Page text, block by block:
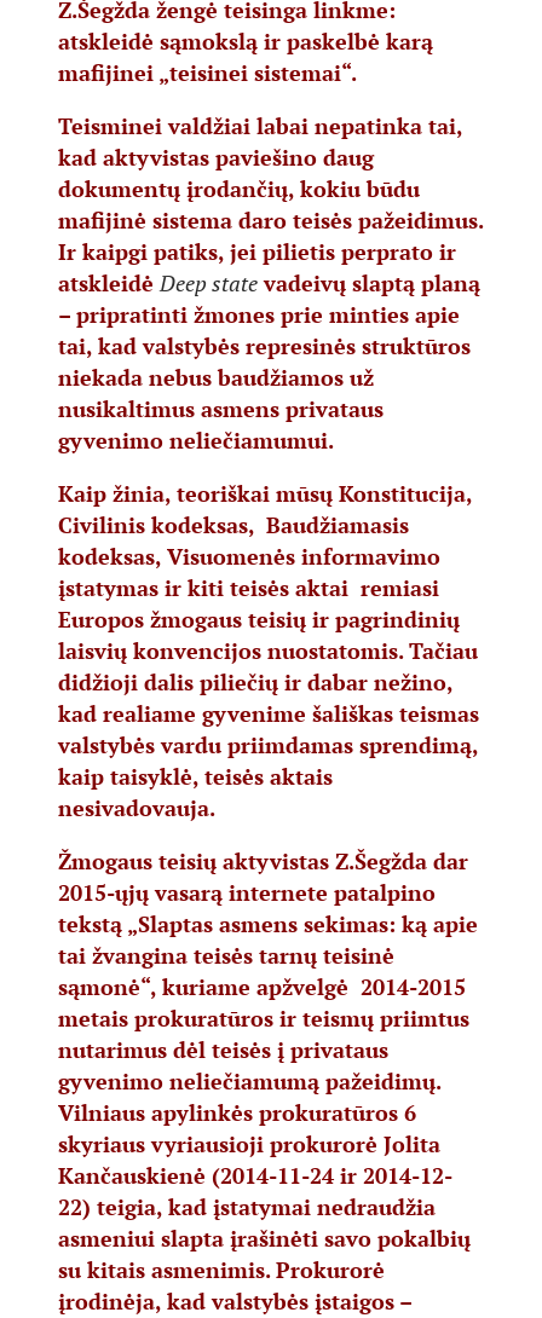
Z.Šegžda žengė teisinga linkme:
atskleidė sąmokslą ir paskelbė karą
mafijinei „teisinei sistemai“.
Teisminei valdžiai labai nepatinka tai,
kad aktyvistas paviešino daug
dokumentų įrodančių, kokiu būdu
mafijinė sistema daro teisės pažeidimus.
Ir kaipgi patiks, jei pilietis perprato ir
atskleidėDeep statevadeivų slaptą planą
– pripratinti žmones prie minties apie
tai, kad valstybės represinės struktūros
niekada nebus baudžiamos už
nusikaltimus asmens privataus
gyvenimo neliečiamumui.
Kaip žinia, teoriškai mūsų Konstitucija,
Civilinis kodeksas, Baudžiamasis
kodeksas, Visuomenės informavimo
įstatymas ir kiti teisės aktai remiasi
Europos žmogaus teisių ir pagrindinių
laisvių konvencijos nuostatomis. Tačiau
didžioji dalis piliečių ir dabar nežino,
kad realiame gyvenime šališkas teismas
valstybės vardu priimdamas sprendimą,
kaip taisyklė, teisės aktais
nesivadovauja.
Žmogaus teisių aktyvistas Z.Šegžda dar
2015-ųjų vasarą internete patalpino
tekstą „Slaptas asmens sekimas: ką apie
tai žvangina teisės tarnų teisinė
sąmonė“, kuriame apžvelgė 2014-2015
metais prokuratūros ir teismų priimtus
nutarimus dėl teisės į privataus
gyvenimo neliečiamumą pažeidimų.
Vilniaus apylinkės prokuratūros 6
skyriaus vyriausioji prokurorė Jolita
Kančauskienė (2014-11-24 ir 2014-12-
22) teigia, kad įstatymai nedraudžia
asmeniui slapta įrašinėti savo pokalbių
su kitais asmenimis. Prokurorė
įrodinėja, kad valstybės įstaigos –